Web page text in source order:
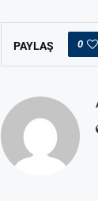
PAYLAŞ 0